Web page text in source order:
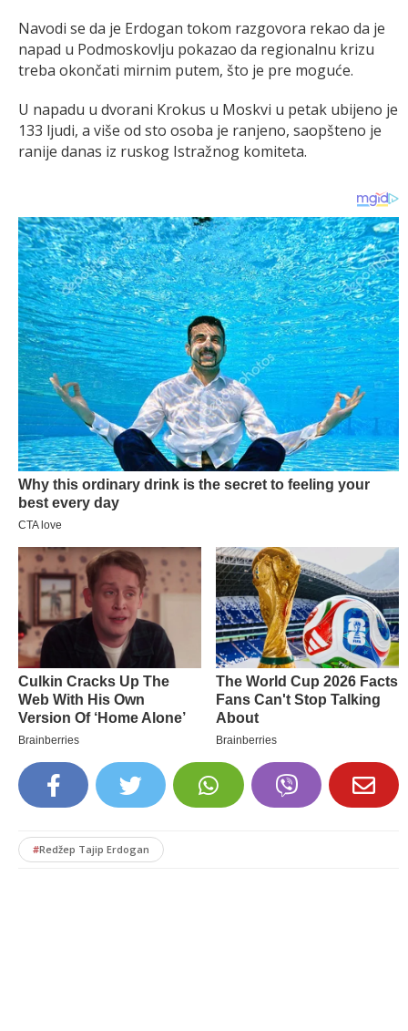
Navodi se da je Erdogan tokom razgovora rekao da je
napad u Podmoskovlju pokazao da regionalnu krizu
treba okončati mirnim putem, što je pre moguće.
U napadu u dvorani Krokus u Moskvi u petak ubijeno je
133 ljudi, a više od sto osoba je ranjeno, saopšteno je
ranije danas iz ruskog Istražnog komiteta.
#Redžep Tajip Erdogan